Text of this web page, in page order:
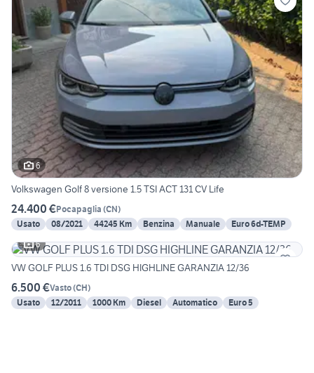
6
Volkswagen Golf 8 versione 1.5 TSI ACT 131 CV Life
24.400 €Pocapaglia (CN)
Usato
08/2021 44245 Km Benzina Manuale
Euro 6d-TEMP
6
VW GOLF PLUS 1.6 TDI DSG HIGHLINE GARANZIA 12/36
6.500 €Vasto(CH)
Usato
12/2011 1000 Km Diesel Automatico Euro 5